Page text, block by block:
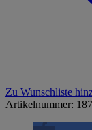
Zu Wunschliste
Artikelnummer: